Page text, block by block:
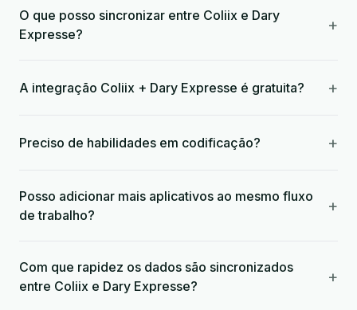
O que posso sincronizar entre Coliix e Dary
Expresse?
+
A integração Coliix + Dary Expresse é gratuita? +
Preciso de habilidades em codificação? +
Posso adicionar mais aplicativos ao mesmo fluxo
de trabalho?
+
Com que rapidez os dados são sincronizados
entre Coliix e Dary Expresse?
+